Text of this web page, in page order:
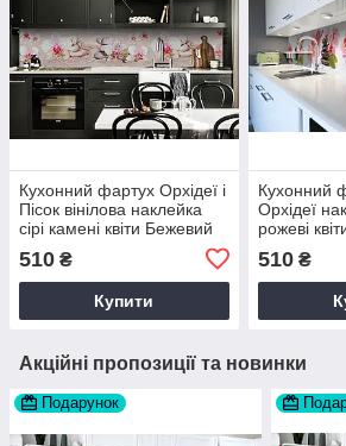
Кухонний фартух Орхідеї і
Пісок вінілова наклейка
сірі камені квіти Бежевий
60х200 см Happy Pocket
Z180871
510 ₴
Купити
Кухонний
Орхідеї
рожеві
Pocket
510₴
Акційні пропозиції та новинки
Подарунок